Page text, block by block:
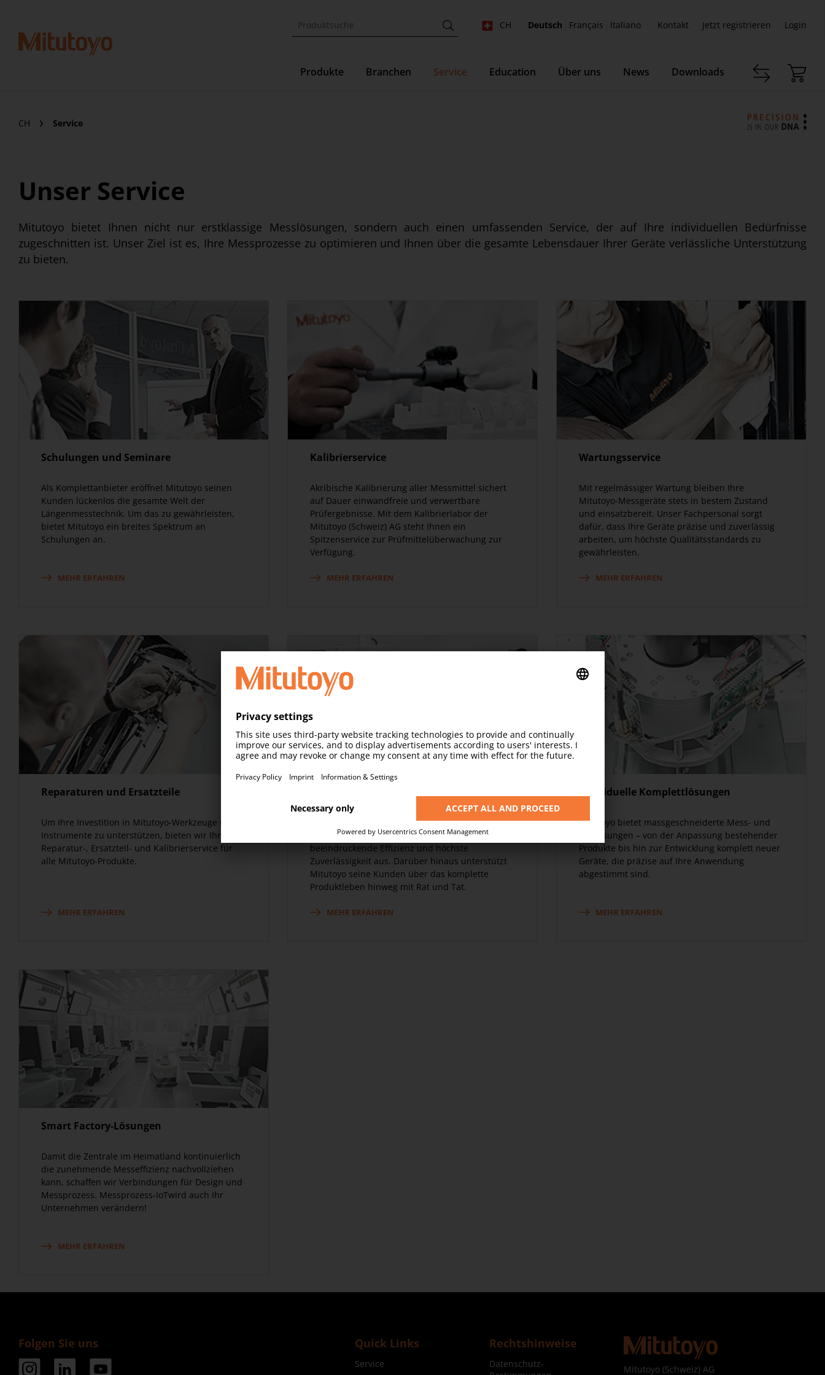
CH Deutsch Français Italiano Kontakt Jetzt registrieren Login
Produkte Branchen Service Education Über uns News Downloads
CH Service
Unser Service
Mitutoyo bietet Ihnen nicht nur erstklassige Messlösungen, sondern auch einen umfassenden Service, der auf Ihre individuellen Bedürfnisse
zugeschnitten ist. Unser Ziel ist es, Ihre Messprozesse zu optimieren und Ihnen über die gesamte Lebensdauer Ihrer Geräte verlässliche Unterstützung
zu bieten.
Schulungen und Seminare
Als Komplettanbieter eröffnet Mitutoyo seinen
Kunden lückenlos die gesamte Welt der
Längenmesstechnik. Um das zu gewährleisten,
bietet Mitutoyo ein breites Spektrum an
Schulungen an.
MEHR ERFAHREN
Kalibrierservice
Akribische Kalibrierung aller Messmittel sichert
auf Dauer einwandfreie und verwertbare
Prüfergebnisse. Mit dem Kalibrierlabor der
Mitutoyo (Schweiz) AG steht Ihnen ein
Spitzenservice zur Prüfmittelüberwachung zur
Verfügung.
MEHR ERFAHREN
Wartungsservice
Mit regelmässiger Wartung bleiben Ihre
Mitutoyo-Messgeräte stets in bestem Zustand
und einsatzbereit. Unser Fachpersonal sorgt
dafür, dass Ihre Geräte präzise und zuverlässig
arbeiten, um höchste Qualitätsstandards zu
gewährleisten.
MEHR ERFAHREN
Reparaturen und Ersatzteile
Um Ihre Investition in Mitutoyo-Werkzeuge und -
Instrumente zu unterstützen, bieten wir Ihnen
Reparatur-, Ersatzteil- und Kalibrierservice für
alle Mitutoyo-Produkte.
MEHR ERFAHREN
Die Messsysteme und die Software aus dem
Hause Mitutoyo zeichnen sich durch
beeindruckende Effizienz und höchste
Zuverlässigkeit aus. Darüber hinaus unterstützt
Mitutoyo seine Kunden über das komplette
Produktleben hinweg mit Rat und Tat.
MEHR ERFAHREN
Individuelle Komplettlösungen
Mitutoyo bietet massgeschneiderte Mess- und
Prüflösungen – von der Anpassung bestehender
Produkte bis hin zur Entwicklung komplett neuer
Geräte, die präzise auf Ihre Anwendung
abgestimmt sind.
MEHR ERFAHREN
Smart Factory-Lösungen
Damit die Zentrale im Heimatland kontinuierlich
die zunehmende Messeffizienz nachvollziehen
kann, schaffen wir Verbindungen für Design und
Messprozess. Messprozess-IoTwird auch Ihr
Unternehmen verändern!
MEHR ERFAHREN
Folgen Sie uns Quick Links
Service
Rechtshinweise
Datenschutz-
Mitutoyo (Schweiz) AG